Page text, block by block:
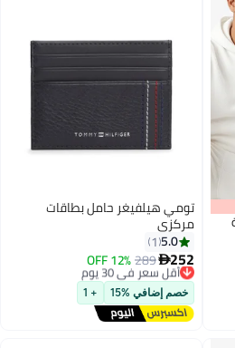
تومي هيلفيغر حامل بطاقات
مركزي
5.0
1
252
289
12% OFF
أقل سعر في 30 يوم
توصيل مجاني
أقل سعر في 30 يوم
خصم إضافي %15 + 1